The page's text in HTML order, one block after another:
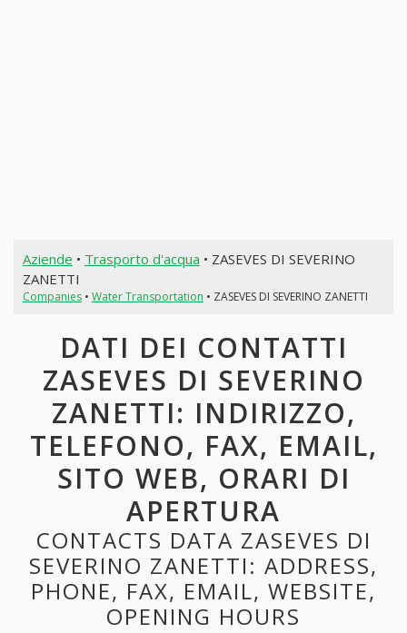
Aziende • Trasporto d'acqua • ZASEVES DI SEVERINO
ZANETTI
Companies• Water Transportation • ZASEVES DI SEVERINO ZANETTI
DATI DEI CONTATTI
ZASEVES DI SEVERINO
ZANETTI: INDIRIZZO,
TELEFONO, FAX, EMAIL,
SITO WEB, ORARI DI
APERTURA
CONTACTS DATA ZASEVES DI
SEVERINO ZANETTI: ADDRESS,
PHONE, FAX, EMAIL, WEBSITE,
OPENING HOURS